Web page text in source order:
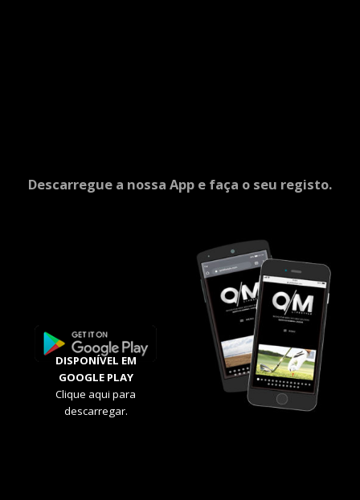
Descarregue a nossa App e faça o seu registo.
DISPONÍVEL EM
GOOGLE PLAY
Clique aqui para
descarregar.